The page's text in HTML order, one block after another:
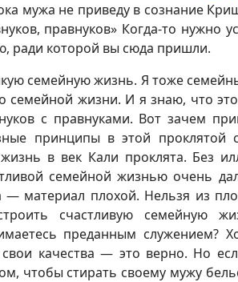
мужа не приведу в сознание
правнуков» Когда-то нужно
ради которой вы сюда пришли.
семейную жизнь. Я тоже
семейной жизни. И я знаю, что
с правнуками. Вот зачем
принципы в этой проклятой
в век Кали проклята. Без
семейной жизнью очень
материал плохой. Нельзя из
счастливую семейную
преданным служением?
качества — это верно. Но
чтобы стирать своему мужу